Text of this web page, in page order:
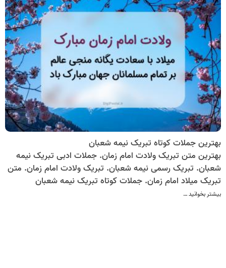
بهترین جملات کوتاه تبریک نیمه شعبان
بهترین متن تبریک ولادت امام زمان. جملات ادبی تبریک نیمه
شعبان. تبریک رسمی نیمه شعبان. تبریک ولادت امام زمان. متن
تبریک میلاد امام زمان. جملات کوتاه تبریک نیمه شعبان
بیشتر بخوانید …